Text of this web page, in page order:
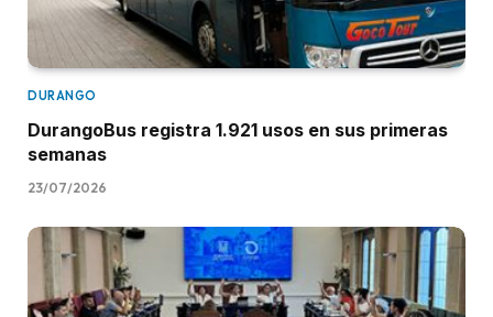
DURANGO
DurangoBus registra 1.921 usos en sus primeras
semanas
23/07/2026